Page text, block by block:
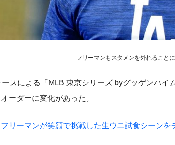
フリーマンもスタメンを外れること
スによる「MLB 東京シリーズ byグッゲンハイ
ーダーに変化があった。
フリーマンが笑顔で挑戦した生ウニ試食シーンを